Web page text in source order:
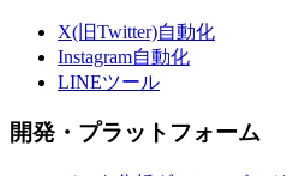
X(旧Twitter)自動化
Instagram自動化
LINEツール
開発・プラットフォーム